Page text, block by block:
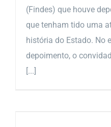
(Findes) que houve
que tenham tido uma
história do Estado. No
depoimento, o
[...]